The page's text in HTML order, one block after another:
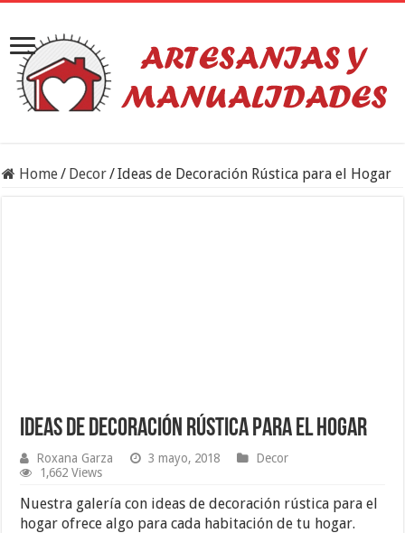
Home/ Decor/Ideas de Decoración Rústica para el Hogar
Ideas de Decoración Rústica para el Hogar
Roxana Garza 3 mayo, 2018
Decor
1,662 Views
Nuestra galería con ideas de decoración rústica para el
hogar ofrece algo para cada habitación de tu hogar.